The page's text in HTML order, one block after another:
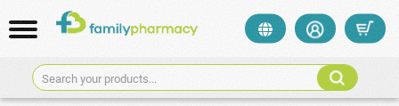
Search your products...